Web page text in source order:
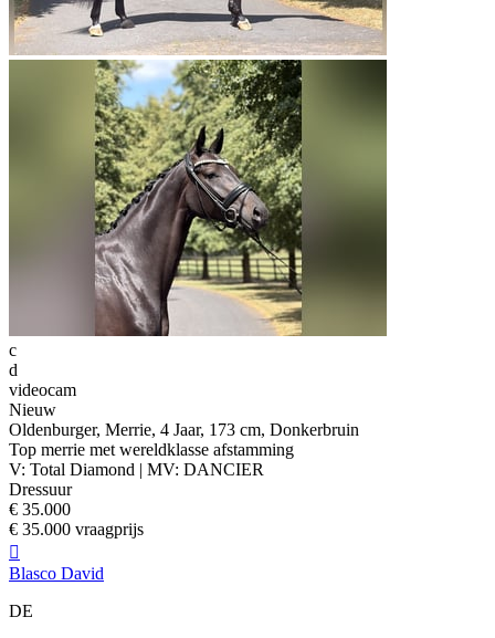
c
d
videocam
Nieuw
Oldenburger, Merrie, 4 Jaar, 173 cm, Donkerbruin
Top merrie met wereldklasse afstamming
V: Total Diamond | MV: DANCIER
Dressuur
€ 35.000
€ 35.000 vraagprijs

Blasco David
DE